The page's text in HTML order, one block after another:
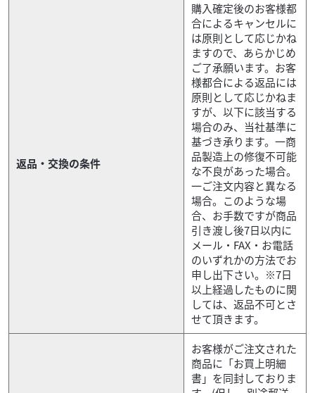
返品・交換の条件
購入確定後のお客様都
合によるキャンセルに
は原則として応じかね
ますので、あらかじめ
ご了承願います。お客
様都合による返品には
原則として応じかねま
すが、以下に該当する
場合のみ、当社基準に
基づき承ります。一商
品製造上の修復不可能
な不良があった場合。
一ご注文内容と異なる
場合。このような場
合、お手数ですが商品
引き渡し後7日以内に
メール・FAX・お電話
のいずれかの方法でお
申し出下さい。※7日
以上経過したものに関
しては、返品不可とさ
せて頂きます。
お客様がご注文された
商品に「お買上明細
書」を同封しておりま